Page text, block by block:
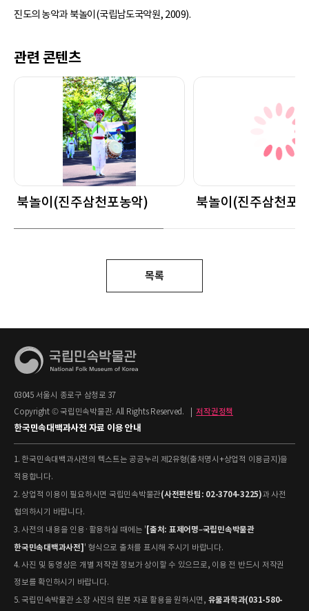
진도의 농악과 북놀이(국립남도국악원, 2009).
관련 콘텐츠
북놀이(진주삼천포농악) 북놀이(진주삼천포
목록
03045 서울시 종로구 삼청로 37
Copyright © 국립민속박물관. All Rights Reserved.
저작권정책
한국민속대백과사전 자료 이용 안내
1. 한국민속대백과사전의 텍스트는 공공누리 제2유형(출처명시+상업적 이용금지)을
적용합니다.
2. 상업적 이용이 필요하시면 국립민속박물관(사전편찬팀: 02-3704-3225)과 사전
협의하시기 바랍니다.
3. 사전의 내용을 인용·활용하실 때에는 ' [출처: 표제어명–국립민속박물관
한국민속대백과사전] ' 형식으로 출처를 표시해 주시기 바랍니다.
4. 사진 및 동영상은 개별 저작권 정보가 상이할 수 있으므로, 이용 전 반드시 저작권
정보를 확인하시기 바랍니다.
5. 국립민속박물관 소장 사진의 원본 자료 활용을 원하시면, 유물과학과(031-580-